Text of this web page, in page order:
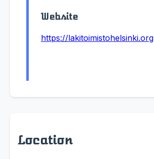
Website
https://lakitoimistohelsinki.org
Location